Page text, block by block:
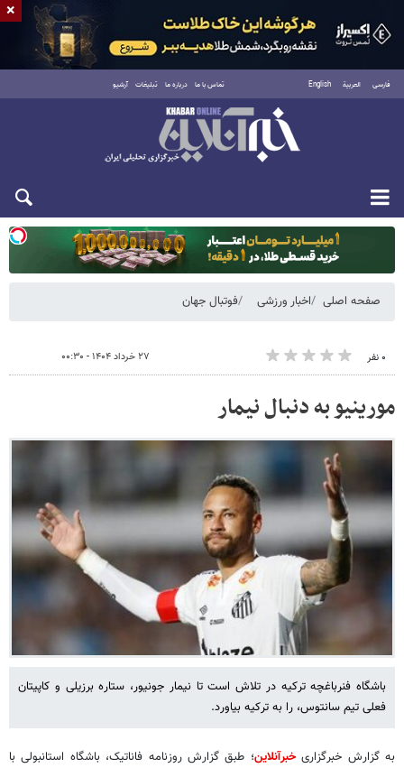
فارسی العربية English تماس با ما درباره ما تبلیغات آرشیو
یکشنبه ۱۸ مرداد ۱۴۰۵
صفحه اصلی اخبار ورزشی فوتبال جهان
۰ نفر ۲۷ خرداد ۱۴۰۴ - ۰۰:۳۰
مورینیو به دنبال نیمار
باشگاه فنرباغچه ترکیه در تلاش است تا نیمار جونیور، ستاره برزیلی و کاپیتان
فعلی تیم سانتوس، را به ترکیه بیاورد.
به گزارش خبرگزاریخبرآنلاین؛ طبق گزارش روزنامه فاناتیک، باشگاه استانبولی با
×